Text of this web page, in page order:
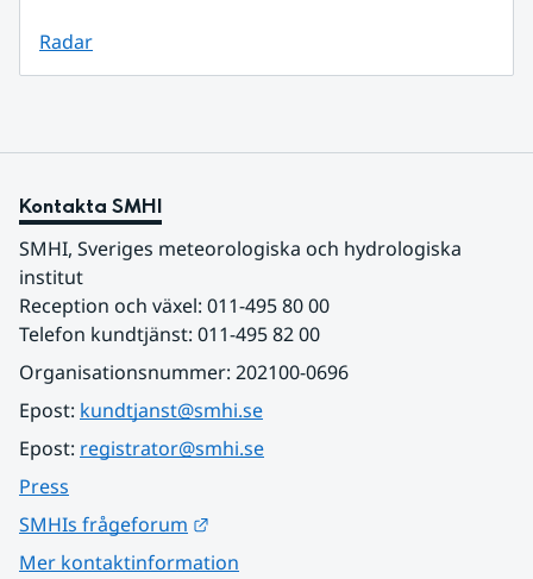
Radar
Kontakta SMHI
SMHI, Sveriges meteorologiska och hydrologiska
institut
Reception och växel: 011-495 80 00
Telefon kundtjänst: 011-495 82 00
Organisationsnummer: 202100-0696
Epost: kundtjanst@smhi.se
Epost: registrator@smhi.se
Press
SMHIs frågeforum
Mer kontaktinformation